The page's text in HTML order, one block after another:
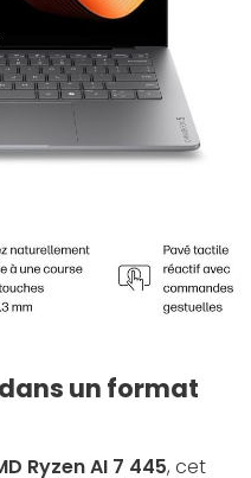
un format
Ryzen AI 7 445, cet